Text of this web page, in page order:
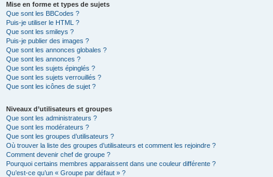
Mise en forme et types de sujets
Que sont les BBCodes ?
Puis-je utiliser le HTML ?
Que sont les smileys ?
Puis-je publier des images ?
Que sont les annonces globales ?
Que sont les annonces ?
Que sont les sujets épinglés ?
Que sont les sujets verrouillés ?
Que sont les icônes de sujet ?
Niveaux d’utilisateurs et groupes
Que sont les administrateurs ?
Que sont les modérateurs ?
Que sont les groupes d’utilisateurs ?
Où trouver la liste des groupes d’utilisateurs et comment les rejoindre ?
Comment devenir chef de groupe ?
Pourquoi certains membres apparaissent dans une couleur différente ?
Qu’est-ce qu’un « Groupe par défaut » ?